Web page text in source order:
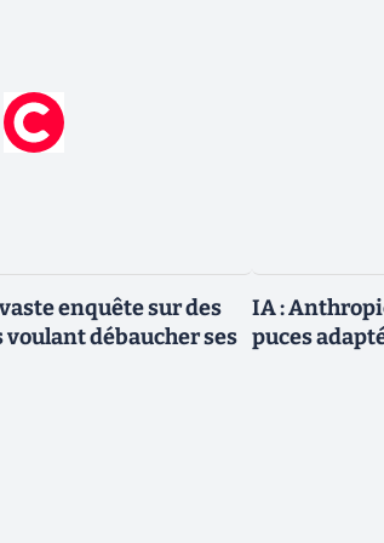
enquête sur des
débaucher ses
IA :
puces